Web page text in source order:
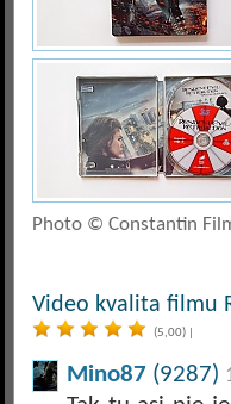
Photo © Constantin
Video kvalita filmu
(5,00)
Mino87 (9287)